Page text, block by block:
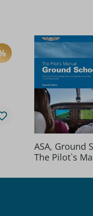
RABATT
ASA, Ground
The Pilot`s